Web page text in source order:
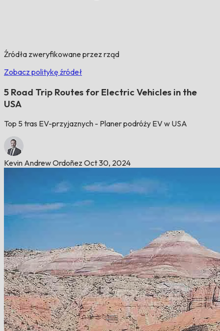
Źródła zweryfikowane przez rząd
Zobacz politykę źródeł
5 Road Trip Routes for Electric Vehicles in the
USA
Top 5 tras EV-przyjaznych - Planer podróży EV w USA
Kevin Andrew Ordoñez Oct 30, 2024